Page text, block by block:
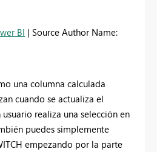
BI | Source Author Name:
una columna calculada
cuando se actualiza el
realiza una selección en
puedes simplemente
empezando por la parte